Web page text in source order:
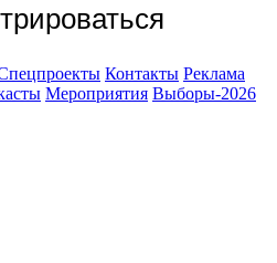
Контакты Реклама
Мероприятия Выборы-2026